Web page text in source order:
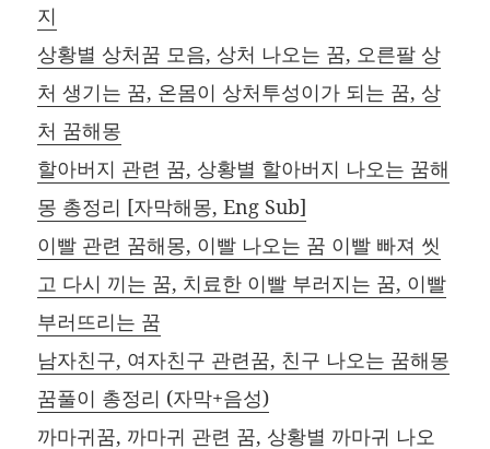
지
상황별 상처꿈 모음, 상처 나오는 꿈, 오른팔 상
처 생기는 꿈, 온몸이 상처투성이가 되는 꿈, 상
처 꿈해몽
할아버지 관련 꿈, 상황별 할아버지 나오는 꿈해
몽 총정리 [자막해몽, Eng Sub]
이빨 관련 꿈해몽, 이빨 나오는 꿈 이빨 빠져 씻
고 다시 끼는 꿈, 치료한 이빨 부러지는 꿈, 이빨
부러뜨리는 꿈
남자친구, 여자친구 관련꿈, 친구 나오는 꿈해몽
꿈풀이 총정리 (자막+음성)
까마귀꿈, 까마귀 관련 꿈, 상황별 까마귀 나오